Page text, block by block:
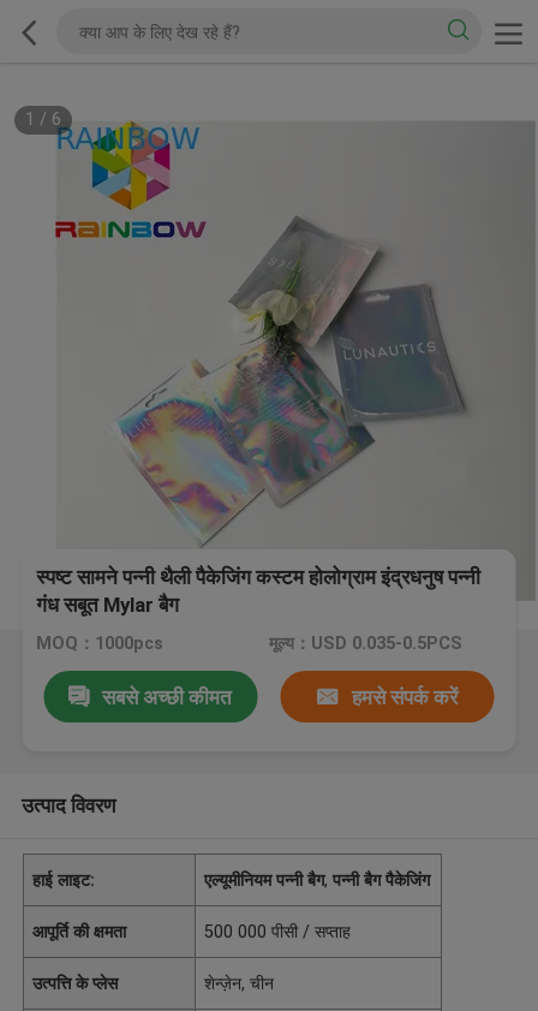
1 / 6
स्पष्ट सामने पन्नी थैली पैकेजिंग कस्टम होलोग्राम इंद्रधनुष पन्नी
गंध सबूत Mylar बैग
MOQ：1000pcs मूल्य：USD 0.035-0.5PCS
सबसे अच्छी कीमत हमसे संपर्क करें
उत्पाद विवरण
हाई लाइट: एल्यूमीनियम पन्नी बैग,पन्नी बैग पैकेजिंग
आपूर्ति की क्षमता 500 000 पीसी / सप्ताह
उत्पत्ति के प्लेस शेन्ज़ेन, चीन